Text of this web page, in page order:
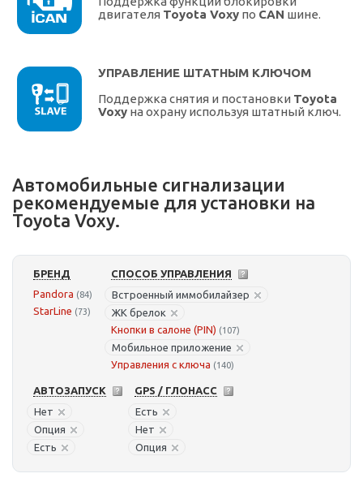
двигателя Toyota Voxy по CAN шине.
УПРАВЛЕНИЕ ШТАТНЫМ КЛЮЧОМ
Поддержка снятия и постановки Toyota
Voxy на охрану используя штатный ключ.
Автомобильные сигнализации
рекомендуемые для установки на
Toyota Voxy.
БРЕНД
Pandora (84)
StarLine (73)
СПОСОБ УПРАВЛЕНИЯ
Встроенный иммобилайзер
ЖК брелок
Кнопки в салоне (PIN) (107)
Мобильное приложение
Управления с ключа (140)
АВТОЗАПУСК
Нет
Опция
Есть
GPS / ГЛОНАСС
Есть
Нет
Опция